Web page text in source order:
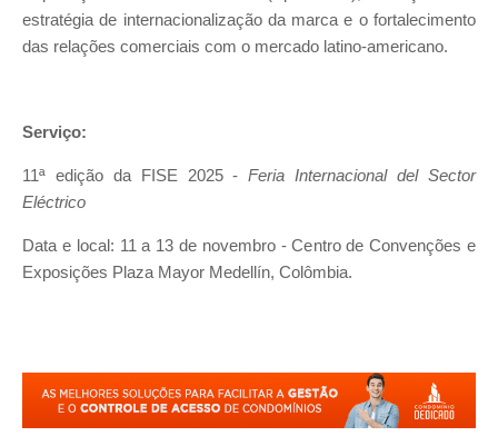
estratégia de internacionalização da marca e o fortalecimento
das relações comerciais com o mercado latino-americano.
Serviço:
11ª edição da FISE 2025 -Feria Internacional del Sector
Eléctrico
Data e local: 11 a 13 de novembro - Centro de Convenções e
Exposições Plaza Mayor Medellín, Colômbia.